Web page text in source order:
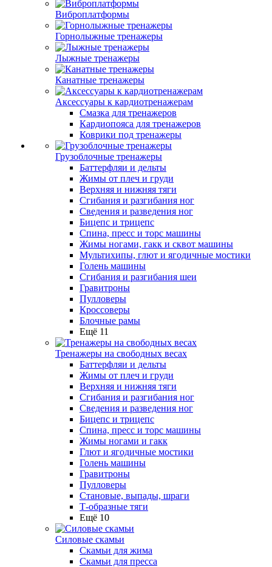
Виброплатформы
Горнолыжные тренажеры
Лыжные тренажеры
Канатные тренажеры
Аксессуары к кардиотренажерам
Смазка для тренажеров
Кардиопояса для тренажеров
Коврики под тренажеры
Грузоблочные тренажеры
Баттерфляи и дельты
Жимы от плеч и груди
Верхняя и нижняя тяги
Сгибания и разгибания ног
Сведения и разведения ног
Бицепс и трицепс
Спина, пресс и торс машины
Жимы ногами, гакк и сквот машины
Мультихипы, глют и ягодичные мостики
Голень машины
Сгибания и разгибания шеи
Гравитроны
Пулловеры
Кроссоверы
Блочные рамы
Ещё 11
Тренажеры на свободных весах
Баттерфляи и дельты
Жимы от плеч и груди
Верхняя и нижняя тяги
Сгибания и разгибания ног
Сведения и разведения ног
Бицепс и трицепс
Спина, пресс и торс машины
Жимы ногами и гакк
Глют и ягодичные мостики
Голень машины
Гравитроны
Пулловеры
Становые, выпады, шраги
Т-образные тяги
Ещё 10
Силовые скамьи
Скамьи для жима
Скамьи для пресса